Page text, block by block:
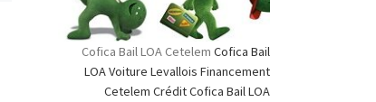
Cofica Bail LOA Cetelem Cofica Bail
LOA Voiture Levallois Financement
Cetelem Crédit Cofica Bail LOA